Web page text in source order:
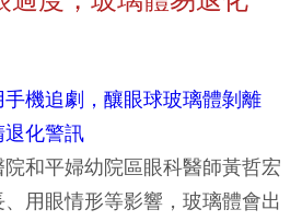
機追劇，釀眼球玻璃體剝離
化警訊
院和平婦幼院區眼科醫師黃哲宏
用眼情形等影響，玻璃體會出